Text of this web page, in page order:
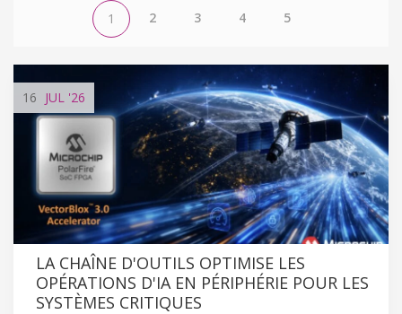
1 2 3 4 5
16 JUL '26
LA CHAÎNE D'OUTILS OPTIMISE LES
OPÉRATIONS D'IA EN PÉRIPHÉRIE POUR LES
SYSTÈMES CRITIQUES